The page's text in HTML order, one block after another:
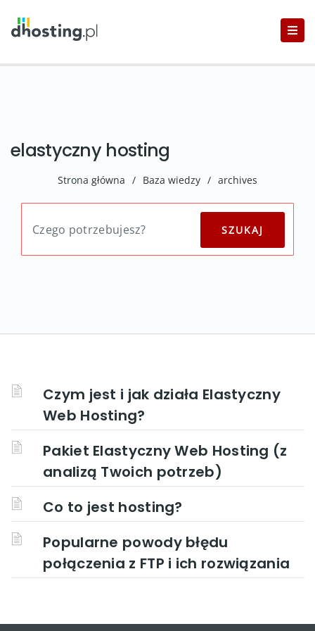
elastyczny hosting
Strona główna / Baza wiedzy / archives
Czym jest i jak działa Elastyczny
Web Hosting?
Pakiet Elastyczny Web Hosting (z
analizą Twoich potrzeb)
Co to jest hosting?
Popularne powody błędu
połączenia z FTP i ich rozwiązania